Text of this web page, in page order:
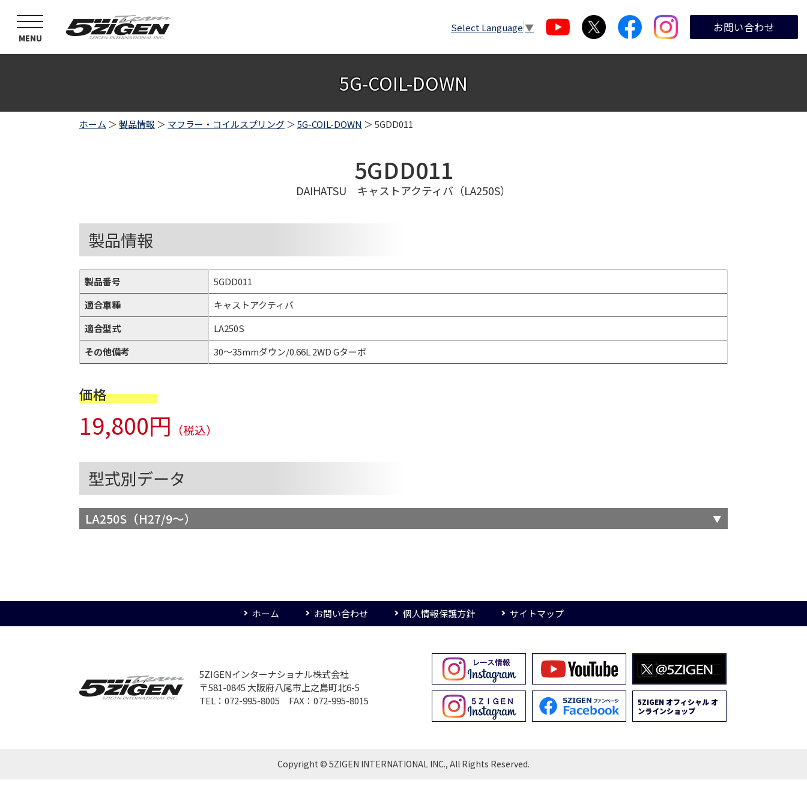
toggle
navigation
MENU
Select Language ▼ お問い合わせ
5G-COIL-DOWN
ホーム ＞製品情報 ＞ マフラー・コイルスプリング ＞5G-COIL-DOWN ＞ 5GDD011
5GDD011
DAIHATSU キャストアクティバ（LA250S）
製品情報
製品番号
5GDD011
適合車種
キャストアクティバ
適合型式
LA250S
その他備考
30～35mmダウン/0.66L 2WD Gターボ
価格
19,800円 （税込）
型式別データ
LA250S（H27/9～）
ホーム お問い合わせ 個人情報保護方針 サイトマップ
5ZIGENインターナショナル株式会社
〒581-0845 大阪府八尾市上之島町北6-5
TEL：072-995-8005 FAX：072-995-8015
5ZIGEN オフィシャル オ
ンラインショップ
Copyright © 5ZIGEN INTERNATIONAL INC., All Rights Reserved.